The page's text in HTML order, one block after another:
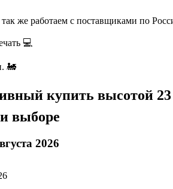
же работаем с поставщиками по
💻
🚂
купить высотой
выборе
2026